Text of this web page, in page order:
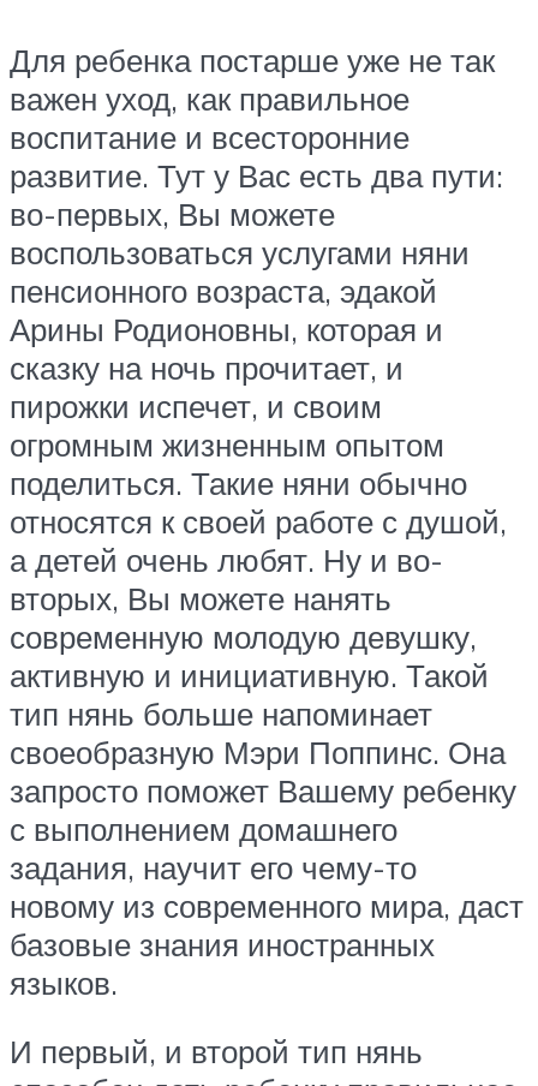
Для ребенка постарше уже не так
важен уход, как правильное
воспитание и всесторонние
развитие. Тут у Вас есть два пути:
во-первых, Вы можете
воспользоваться услугами няни
пенсионного возраста, эдакой
Арины Родионовны, которая и
сказку на ночь прочитает, и
пирожки испечет, и своим
огромным жизненным опытом
поделиться. Такие няни обычно
относятся к своей работе с душой,
а детей очень любят. Ну и во-
вторых, Вы можете нанять
современную молодую девушку,
активную и инициативную. Такой
тип нянь больше напоминает
своеобразную Мэри Поппинс. Она
запросто поможет Вашему ребенку
с выполнением домашнего
задания, научит его чему-то
новому из современного мира, даст
базовые знания иностранных
языков.
И первый, и второй тип нянь